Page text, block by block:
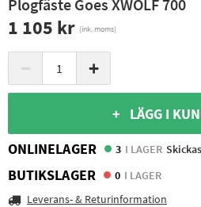
Plogfäste Goes XWOLF 700
1 105 kr (ink. moms)
− +
+ LÄGG I
ONLINELAGER
3 I LAGER
BUTIKSLAGER 0 I LAGER
Leverans- & Returinformation